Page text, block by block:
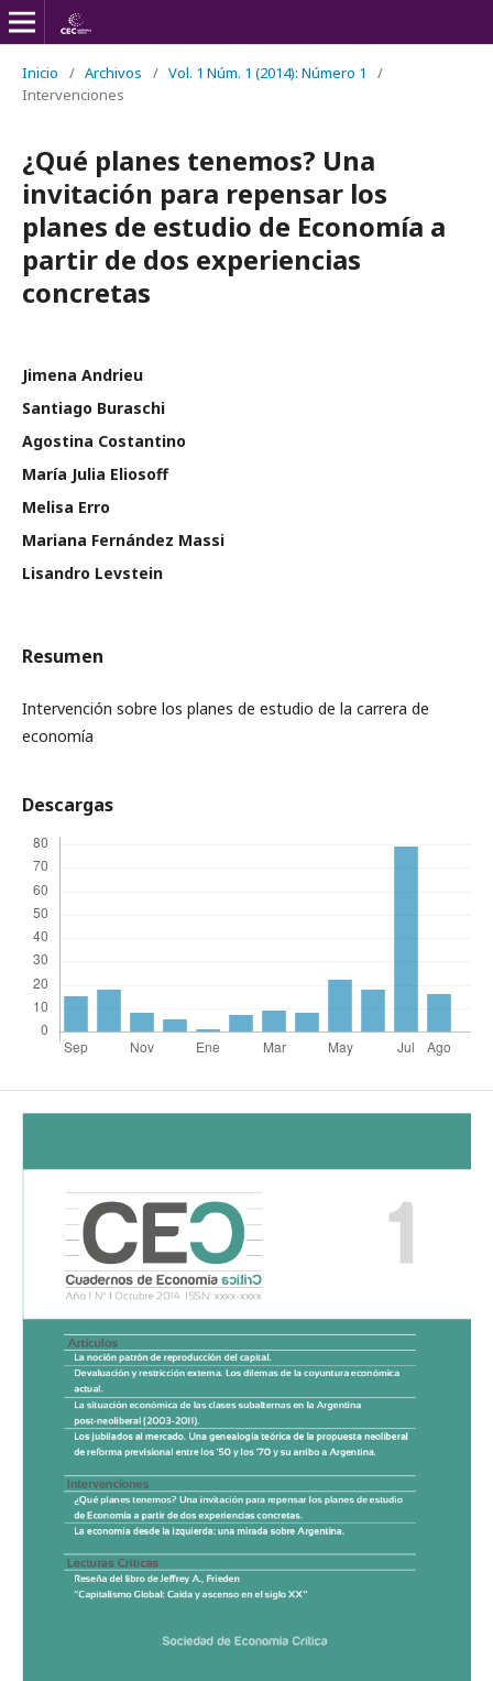
Inicio / Archivos / Vol. 1 Núm. 1 (2014): Número 1
/
Intervenciones
¿Qué planes tenemos? Una
invitación para repensar los
planes de estudio de Economía a
partir de dos experiencias
concretas
Jimena Andrieu
Santiago Buraschi
Agostina Costantino
María Julia Eliosoff
Melisa Erro
Mariana Fernández Massi
Lisandro Levstein
Resumen
Intervención sobre los planes de estudio de la carrera de
economía
Descargas